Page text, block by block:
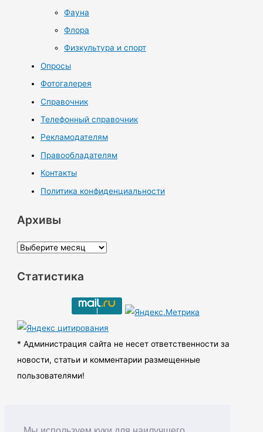
Фауна
Флора
Физкультура и спорт
Опросы
Фотогалерея
Справочник
Телефонный справочник
Рекламодателям
Правообладателям
Контакты
Политика конфиденциальности
Архивы
А
х
ы
Статистика
* Администрация сайта не несет ответственности за
новости, статьи и комментарии размещенные
пользователями!